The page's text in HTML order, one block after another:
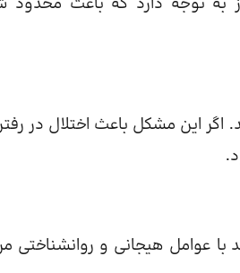
اگر این مشکل باعث اختلال در
عوامل هیجانی و روانشناختی